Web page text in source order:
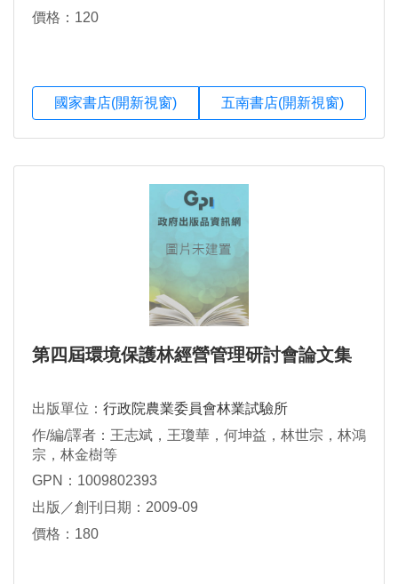
價格：120
國家書店(開新視窗) 五南書店(開新視窗)
第四屆環境保護林經營管理研討會論文集
出版單位： 行政院農業委員會林業試驗所
作/編/譯者：王志斌，王瓊華，何坤益，林世宗，林鴻
宗，林金樹等
GPN：1009802393
出版／創刊日期：2009-09
價格：180